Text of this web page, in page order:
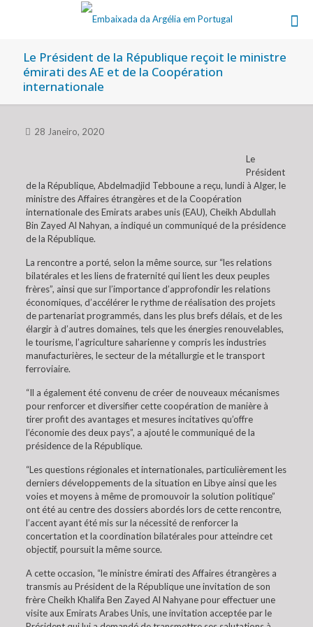
Le Président de la République reçoit le ministre
émirati des AE et de la Coopération
internationale
28 Janeiro, 2020
Le
Président
de la République, Abdelmadjid Tebboune a reçu, lundi à Alger, le
ministre des Affaires étrangères et de la Coopération
internationale des Emirats arabes unis (EAU), Cheikh Abdullah
Bin Zayed Al Nahyan, a indiqué un communiqué de la présidence
de la République.
La rencontre a porté, selon la même source, sur “les relations
bilatérales et les liens de fraternité qui lient les deux peuples
frères”, ainsi que sur l’importance d’approfondir les relations
économiques, d’accélérer le rythme de réalisation des projets
de partenariat programmés, dans les plus brefs délais, et de les
élargir à d’autres domaines, tels que les énergies renouvelables,
le tourisme, l’agriculture saharienne y compris les industries
manufacturières, le secteur de la métallurgie et le transport
ferroviaire.
“Il a également été convenu de créer de nouveaux mécanismes
pour renforcer et diversifier cette coopération de manière à
tirer profit des avantages et mesures incitatives qu’offre
l’économie des deux pays”, a ajouté le communiqué de la
présidence de la République.
“Les questions régionales et internationales, particulièrement les
derniers développements de la situation en Libye ainsi que les
voies et moyens à même de promouvoir la solution politique”
ont été au centre des dossiers abordés lors de cette rencontre,
l’accent ayant été mis sur la nécessité de renforcer la
concertation et la coordination bilatérales pour atteindre cet
objectif, poursuit la même source.
A cette occasion, “le ministre émirati des Affaires étrangères a
transmis au Président de la République une invitation de son
frère Cheikh Khalifa Ben Zayed Al Nahyane pour effectuer une
visite aux Emirats Arabes Unis, une invitation acceptée par le